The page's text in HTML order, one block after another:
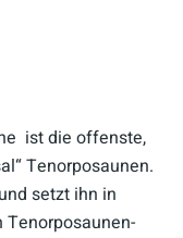
ist die offenste,
Tenorposaunen.
setzt ihn in